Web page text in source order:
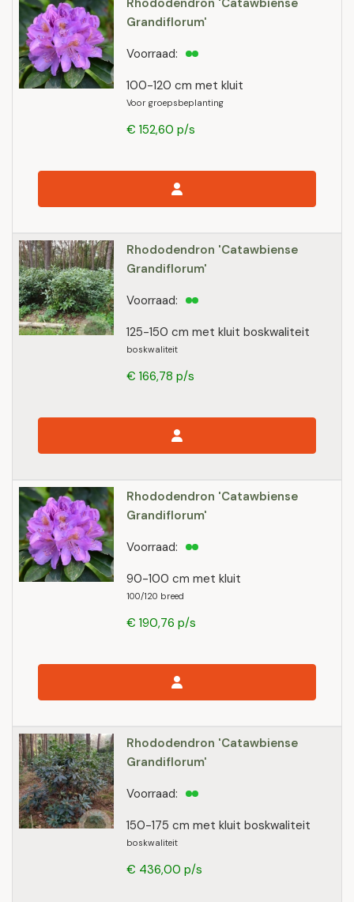
Rhododendron 'Catawbiense
Grandiflorum'
100-120 cm met kluit
Voor groepsbeplanting
Voorraad:
€ 152,60 p/s
Rhododendron 'Catawbiense
Grandiflorum'
125-150 cm met kluit boskwaliteit
boskwaliteit
Voorraad:
€ 166,78 p/s
Rhododendron 'Catawbiense
Grandiflorum'
90-100 cm met kluit
100/120 breed
Voorraad:
€ 190,76 p/s
Rhododendron 'Catawbiense
Grandiflorum'
150-175 cm met kluit boskwaliteit
boskwaliteit
Voorraad:
€ 436,00 p/s